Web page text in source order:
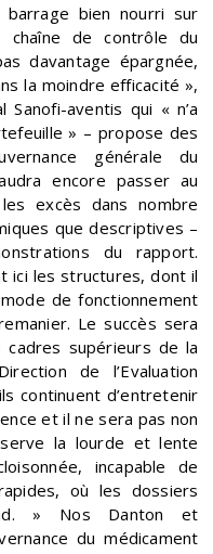
bien nourri sur
de contrôle du
davantage épargnée,
la moindre efficacité »,
aventis qui « n’a
» – propose des
générale du
encore passer au
excès dans nombre
que descriptives –
du rapport.
ici les structures, dont il
de fonctionnement
Le succès sera
cadres supérieurs de la
de l’Evaluation
continuent d’entretenir
et il ne sera pas non
la lourde et lente
incapable de
où les dossiers
» Nos Danton et
du médicament